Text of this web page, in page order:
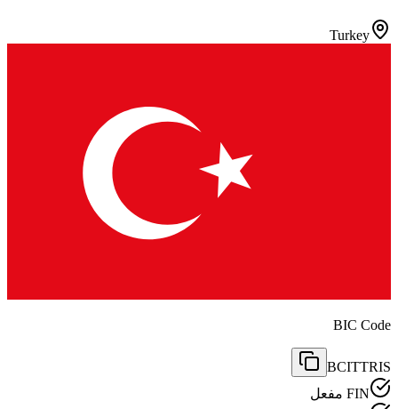
Turkey
BIC Code
BCITTRIS
FIN مفعل